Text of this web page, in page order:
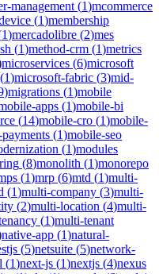
management (1)mcommerce
(1)membership
1)mercadolibre (2)mes
(1)method-crm (1)metrics
microservices (6)microsoft
(1)microsoft-fabric (3)mid-
)migrations (1)mobile
apps (1)mobile-bi
(14)mobile-cro (1)mobile-
(1)mobile-seo
(1)modules
(8)monolith (1)monorepo
(1)mrp (6)mtd (1)multi-
(1)multi-company (3)multi-
(2)multi-location (4)multi-
(1)multi-tenant
native-app (1)natural-
(5)netsuite (5)network-
(1)next-js (1)nextjs (4)nexus